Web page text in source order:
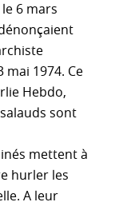
6 mars
1974. Ce
Hebdo,
sont
mettent à
hurler les
A leur